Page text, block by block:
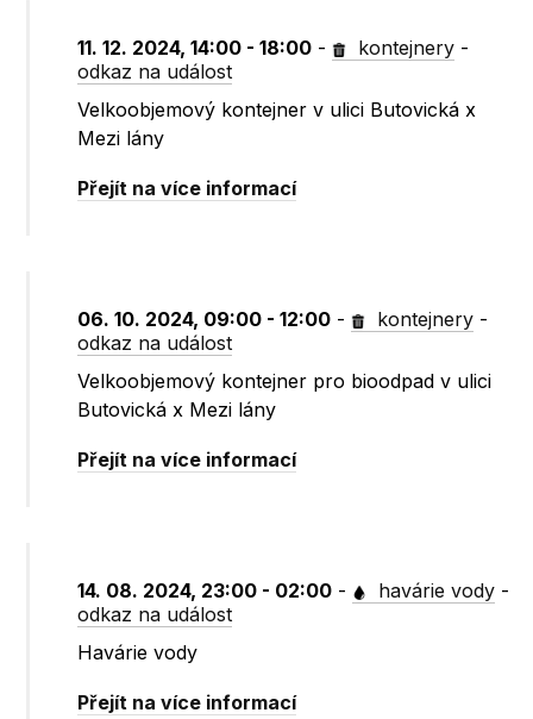
11. 12. 2024, 14:00 - 18:00 - kontejnery -
odkaz na událost
Velkoobjemový kontejner v ulici Butovická x
Mezi lány
Přejít na více informací
06. 10. 2024, 09:00 - 12:00 - kontejnery -
odkaz na událost
Velkoobjemový kontejner pro bioodpad v ulici
Butovická x Mezi lány
Přejít na více informací
14. 08. 2024, 23:00 - 02:00 - havárie vody -
odkaz na událost
Havárie vody
Přejít na více informací